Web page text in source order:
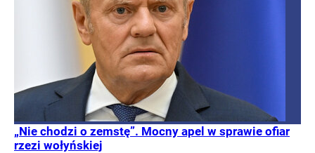
„Nie chodzi o zemstę”. Mocny apel w sprawie ofiar
rzezi wołyńskiej